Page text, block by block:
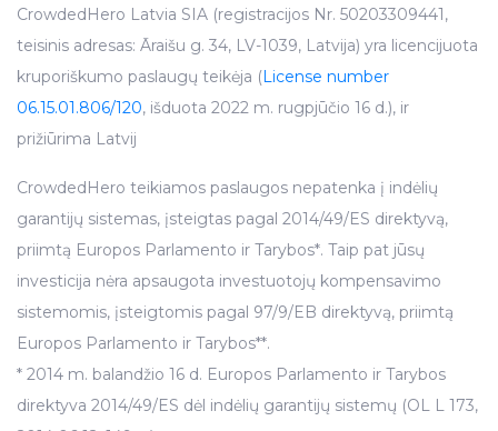
CrowdedHero Latvia SIA (registracijos Nr. 50203309441,
teisinis adresas: Āraišu g. 34, LV-1039, Latvija) yra licencijuota
kruporiškumo paslaugų teikėja (License number
06.15.01.806/120, išduota 2022 m. rugpjūčio 16 d.), ir
prižiūrima Latvij
CrowdedHero teikiamos paslaugos nepatenka į indėlių
garantijų sistemas, įsteigtas pagal 2014/49/ES direktyvą,
priimtą Europos Parlamento ir Tarybos*. Taip pat jūsų
investicija nėra apsaugota investuotojų kompensavimo
sistemomis, įsteigtomis pagal 97/9/EB direktyvą, priimtą
Europos Parlamento ir Tarybos**.
* 2014 m. balandžio 16 d. Europos Parlamento ir Tarybos
direktyva 2014/49/ES dėl indėlių garantijų sistemų (OL L 173,